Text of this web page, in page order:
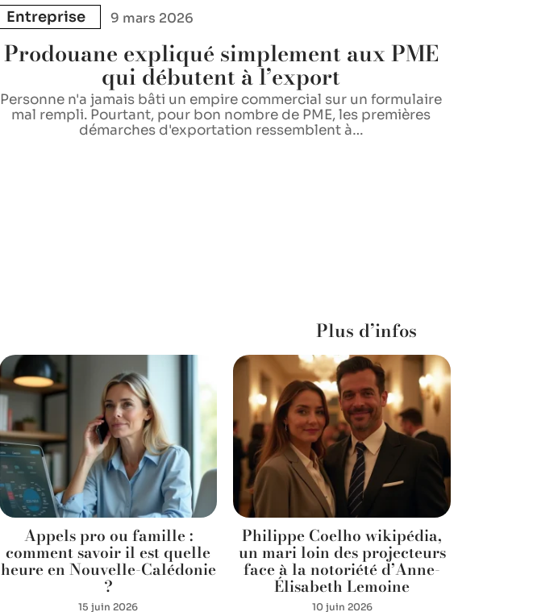
Entreprise 9 mars 2026
Prodouane expliqué simplement aux PME
qui débutent à l’export
Personne n'a jamais bâti un empire commercial sur un formulaire
mal rempli. Pourtant, pour bon nombre de PME, les premières
démarches d'exportation ressemblent à…
Plus d’infos
Appels pro ou famille :
comment savoir il est quelle
heure en Nouvelle-Calédonie
?
15 juin 2026
Philippe Coelho wikipédia,
un mari loin des projecteurs
face à la notoriété d’Anne-
Élisabeth Lemoine
10 juin 2026